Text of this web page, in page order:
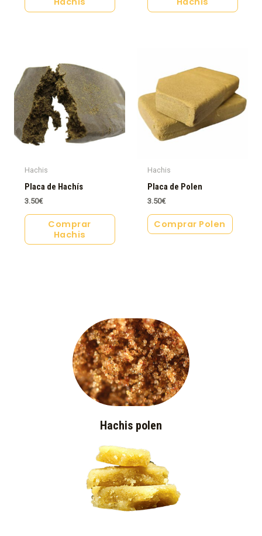
Hachis
Placa de Hachís
3.50€
Comprar
Hachis
Hachis
Placa de Polen
3.50€
Comprar Polen
Hachis polen